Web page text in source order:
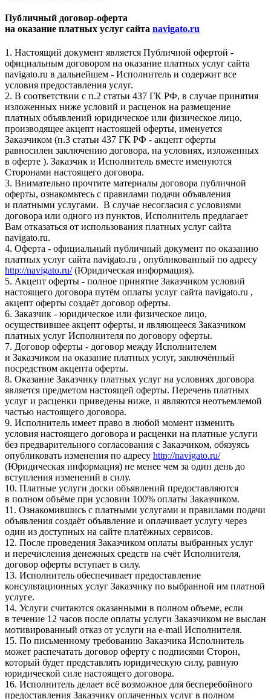
Публичный договор-оферта
на оказание платных услуг сайта navigato.ru
1. Настоящий документ является Публичной офертой -
официальным договором на оказание платных услуг сайта
navigato.ru в дальнейшем - Исполнитель и содержит все
условия предоставления услуг.
2. В соответствии с п.2 статьи 437 ГК РФ, в случае принятия
изложенных ниже условий и расценок на размещение
платных объявлений юридическое или физическое лицо,
производящее акцепт настоящей оферты, именуется
Заказчиком (п.3 статьи 437 ГК РФ - акцепт оферты
равносилен заключению договора, на условиях, изложенных
в оферте ). Заказчик и Исполнитель вместе именуются
Сторонами настоящего договора.
3. Внимательно прочтите материалы договора публичной
оферты, ознакомьтесь с правилами подачи объявления
и платными услугами. В случае несогласия с условиями
договора или одного из пунктов, Исполнитель предлагает
Вам отказаться от использования платных услуг сайта
navigato.ru.
4. Оферта - официальный публичный документ по оказанию
платных услуг сайта navigato.ru , опубликованный по адресу
http://navigato.ru/(Юридическая информация).
5. Акцепт оферты - полное принятие Заказчиком условий
настоящего договора путём оплаты услуг сайта navigato.ru ,
акцепт оферты создаёт договор оферты.
6. Заказчик - юридическое или физическое лицо,
осуществившее акцепт оферты, и являющееся Заказчиком
платных услуг Исполнителя по договору оферты.
7. Договор оферты - договор между Исполнителем
и Заказчиком на оказание платных услуг, заключённый
посредством акцепта оферты.
8. Оказание Заказчику платных услуг на условиях договора
является предметом настоящей оферты. Перечень платных
услуг и расценки приведены ниже, и являются неотъемлемой
частью настоящего договора.
9. Исполнитель имеет право в любой момент изменить
условия настоящего договора и расценки на платные услуги
без предварительного согласования с Заказчиком, обязуясь
опубликовать изменения по адресу http://navigato.ru/
(Юридическая информация) не менее чем за один день до
вступления изменений в силу.
10. Платные услуги доски объявлений предоставляются
в полном объёме при условии 100% оплаты Заказчиком.
11. Ознакомившись с платными услугами и правилами подачи
объявления создаёт объявление и оплачивает услугу через
один из доступных на сайте платёжных сервисов.
12. После проведения Заказчиком оплаты выбранных услуг
и перечисления денежных средств на счёт Исполнителя,
договор оферты вступает в силу.
13. Исполнитель обеспечивает предоставление
консультационных услуг Заказчику по выбранной им платной
услуге.
14. Услуги считаются оказанными в полном объеме, если
в течение 12 часов после оплаты услуги Заказчиком не выслан
мотивированный отказ от услуги на e-mail Исполнителя.
15. По письменному требованию Заказчика Исполнитель
может распечатать договор оферту с подписями Сторон,
который будет представлять юридическую силу, равную
юридической силе настоящего договора.
16. Исполнитель делает всё возможное для бесперебойного
предоставления Заказчику оплаченных услуг в полном